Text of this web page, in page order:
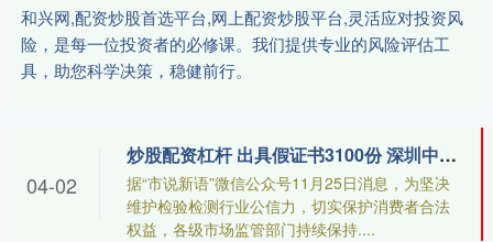
和兴网,配资炒股首选平台,网上配资炒股平台,灵活应对投资风
险，是每一位投资者的必修课。我们提供专业的风险评估工
具，助您科学决策，稳健前行。
炒股配资杠杆 出具假证书3100份 深圳中首检被通报！市场监管总局公布违法典型案例
据“市说新语”微信公众号11月25日消息，为坚决
维护检验检测行业公信力，切实保护消费者合法
权益，各级市场监管部门持续保持....
04-02